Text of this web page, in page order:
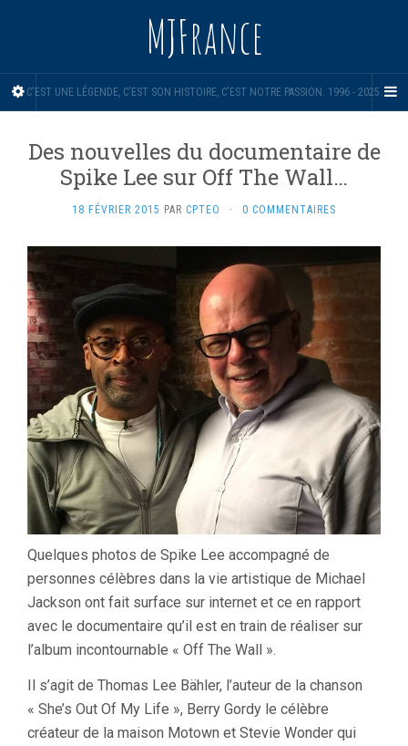
MJFrance
C'EST UNE LÉGENDE, C'EST SON HISTOIRE, C'EST NOTRE PASSION. 1996 - 2025.
Des nouvelles du documentaire de
Spike Lee sur Off The Wall…
18 FÉVRIER 2015 PAR CPTEO · 0 COMMENTAIRES
Quelques photos de Spike Lee accompagné de
personnes célèbres dans la vie artistique de Michael
Jackson ont fait surface sur internet et ce en rapport
avec le documentaire qu’il est en train de réaliser sur
l’album incontournable « Off The Wall ».
Il s’agit de Thomas Lee Bähler, l’auteur de la chanson
« She’s Out Of My Life », Berry Gordy le célèbre
créateur de la maison Motown et Stevie Wonder qui